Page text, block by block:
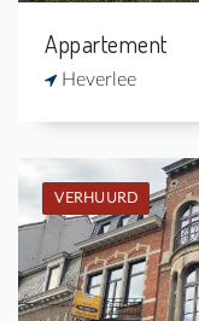
Appartement
Heverlee
VERHUURD